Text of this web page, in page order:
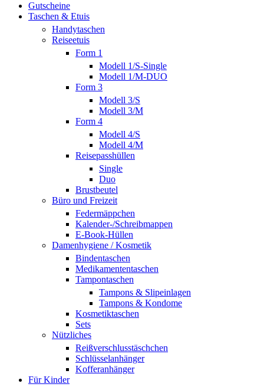
Gutscheine
Taschen & Etuis
Handytaschen
Reiseetuis
Form 1
Modell 1/S-Single
Modell 1/M-DUO
Form 3
Modell 3/S
Modell 3/M
Form 4
Modell 4/S
Modell 4/M
Reisepasshüllen
Single
Duo
Brustbeutel
Büro und Freizeit
Federmäppchen
Kalender-/Schreibmappen
E-Book-Hüllen
Damenhygiene / Kosmetik
Bindentaschen
Medikamententaschen
Tampontaschen
Tampons & Slipeinlagen
Tampons & Kondome
Kosmetiktaschen
Sets
Nützliches
Reißverschlusstäschchen
Schlüsselanhänger
Kofferanhänger
Für Kinder